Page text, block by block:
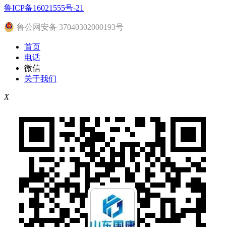
鲁ICP备16021555号-21
鲁公网安备 37040302000193号
首页
电话
微信
关于我们
X